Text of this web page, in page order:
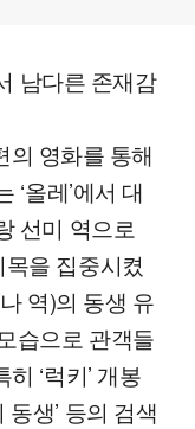
남다른 존재감
의 영화를 통해
‘올레’에서 대
선미 역으로
을 집중시켰
역)의 동생 유
습으로 관객들
‘럭키’ 개봉
생’ 등의 검색